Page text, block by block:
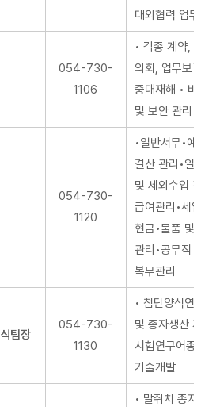
대외협력 업
054-730-
1106
• 각종 계약,
의회, 업무보
중대재해 • 비
및 보안 관리
054-730-
1120
•일반서무•
결산 관리•일
및 세외수입
급여관리•세
현금•물품 및
관리•공무직
복무관리
팀장
054-730-
1130
• 첨단양식연
및 종자생산
시험연구어종
기술개발
• 말쥐치 종